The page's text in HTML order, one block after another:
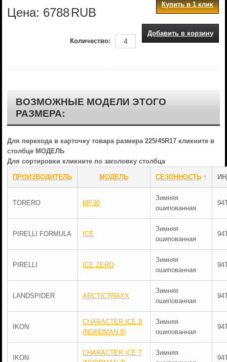
Цена: 6788RUB
Купить в 1 клик
Добавить в корзину
Количество:
ВОЗМОЖНЫЕ МОДЕЛИ ЭТОГО
РАЗМЕРА:
Для перехода в карточку товара размера 225/45R17 кликните в
столбце МОДЕЛЬ
Для сортировки кликните по заголовку столбца
ПРОИЗВОДИТЕЛЬ МОДЕЛЬ СЕЗОННОСТЬ↑
TORERO MP30
Зимняя
ошипованная
PIRELLI FORMULA ICE
Зимняя
ошипованная
PIRELLI ICE ZERO
Зимняя
ошипованная
LANDSPIDER ARCTICTRAXX
Зимняя
ошипованная
IKON
CHARACTER ICE 8
(NORDMAN 8)
Зимняя
ошипованная
IKON
CHARACTER ICE 7
Зимняя